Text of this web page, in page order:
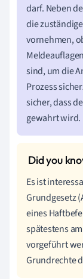
darf. Neben
die
vornehmen,
sind, um die
Prozess
sicher, dass
gewahrt wird.
Es ist
Grundgesetz
eines
spätestens
vorgeführt
Grundrechte